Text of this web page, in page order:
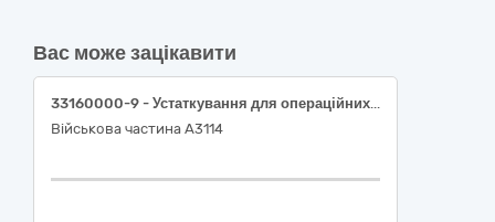
Вас може зацікавити
33160000-9 - Устаткування для операційних блоків (33169000-2 - Хірургічні інструменти)
Військова частина А3114